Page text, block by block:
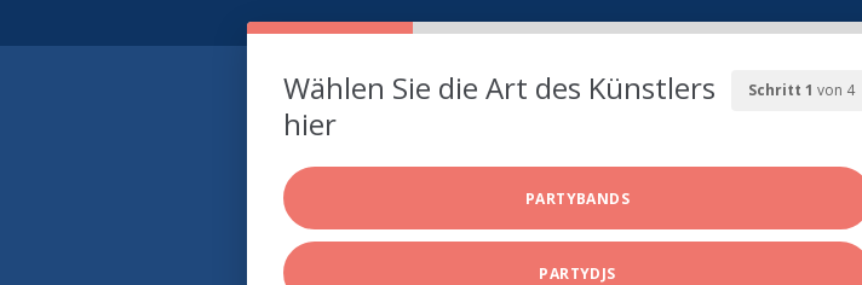
Schritt 1 von 4
Wählen Sie die Art des Künstlers
hier
PARTYBANDS
PARTYDJS